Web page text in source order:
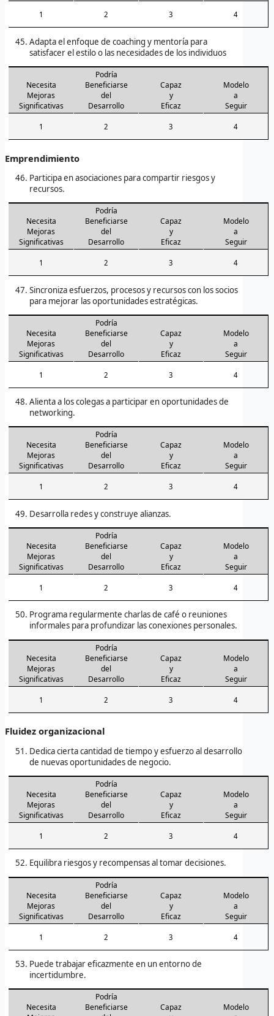
1 2 3 4
Adapta el enfoque de coaching y mentoría para
satisfacer el estilo o las necesidades de los individuos
Necesita
Mejoras
Significativas
Podría
Beneficiarse
del
Desarrollo
Capaz
y
Eficaz
Modelo
a
Seguir
1 2 3 4
Emprendimiento
Participa en asociaciones para compartir riesgos y
recursos.
Necesita
Mejoras
Significativas
Podría
Beneficiarse
del
Desarrollo
Capaz
y
Eficaz
Modelo
a
Seguir
1 2 3 4
Sincroniza esfuerzos, procesos y recursos con los socios
para mejorar las oportunidades estratégicas.
Necesita
Mejoras
Significativas
Podría
Beneficiarse
del
Desarrollo
Capaz
y
Eficaz
Modelo
a
Seguir
1 2 3 4
Alienta a los colegas a participar en oportunidades de
networking.
Necesita
Mejoras
Significativas
Podría
Beneficiarse
del
Desarrollo
Capaz
y
Eficaz
Modelo
a
Seguir
1 2 3 4
Desarrolla redes y construye alianzas.
Necesita
Mejoras
Significativas
Podría
Beneficiarse
del
Desarrollo
Capaz
y
Eficaz
Modelo
a
Seguir
1 2 3 4
Programa regularmente charlas de café o reuniones
informales para profundizar las conexiones personales.
Necesita
Mejoras
Significativas
Podría
Beneficiarse
del
Desarrollo
Capaz
y
Eficaz
Modelo
a
Seguir
1 2 3 4
Fluidez organizacional
Dedica cierta cantidad de tiempo y esfuerzo al desarrollo
de nuevas oportunidades de negocio.
Necesita
Mejoras
Significativas
Podría
Beneficiarse
del
Desarrollo
Capaz
y
Eficaz
Modelo
a
Seguir
1 2 3 4
Equilibra riesgos y recompensas al tomar decisiones.
Necesita
Mejoras
Significativas
Podría
Beneficiarse
del
Desarrollo
Capaz
y
Eficaz
Modelo
a
Seguir
1 2 3 4
Puede trabajar eficazmente en un entorno de
incertidumbre.
Necesita
Podría
Beneficiarse
Capaz
Modelo